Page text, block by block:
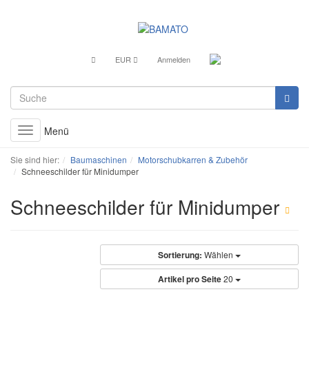
EUR Anmelden
Toggle
navigation
Menü
Sie sind hier: Baumaschinen
Motorschubkarren & Zubehör
Schneeschilder für Minidumper
Schneeschilder für Minidumper
Sortierung: Wählen
Artikel pro Seite20